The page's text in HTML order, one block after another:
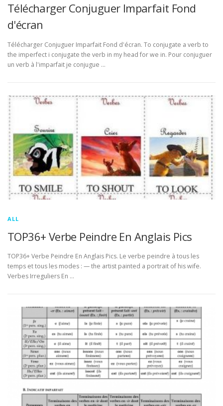
Télécharger Conjuguer Imparfait Fond
d'écran
Télécharger Conjuguer Imparfait Fond d'écran. To conjugate a verb to
the imperfect i conjugate the verb in my head for we in. Pour conjuguer
un verb à l'imparfait je conjugue …
ALL
TOP36+ Verbe Peindre En Anglais Pics
TOP36+ Verbe Peindre En Anglais Pics. Le verbe peindre à tous les
temps et tous les modes : — the artist painted a portrait of his wife.
Verbes Irreguliers En …